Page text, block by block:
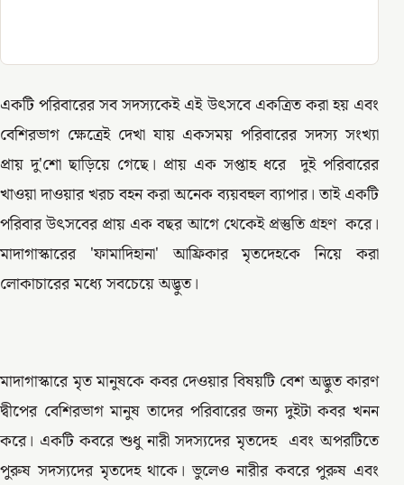
একটি পরিবারের সব সদস্যকেই এই উৎসবে একত্রিত করা হয় এবং
বেশিরভাগ ক্ষেত্রেই দেখা যায় একসময় পরিবারের সদস্য সংখ্যা
প্রায় দু'শো ছাড়িয়ে গেছে। প্রায় এক সপ্তাহ ধরে দুই পরিবারের
খাওয়া দাওয়ার খরচ বহন করা অনেক ব্যয়বহুল ব্যাপার। তাই একটি
পরিবার উৎসবের প্রায় এক বছর আগে থেকেই প্রস্তুতি গ্রহণ করে।
মাদাগাস্কারের 'ফামাদিহানা' আফ্রিকার মৃতদেহকে নিয়ে করা
লোকাচারের মধ্যে সবচেয়ে অদ্ভুত।
মাদাগাস্কারে মৃত মানুষকে কবর দেওয়ার বিষয়টি বেশ অদ্ভুত কারণ
দ্বীপের বেশিরভাগ মানুষ তাদের পরিবারের জন্য দুইটা কবর খনন
করে। একটি কবরে শুধু নারী সদস্যদের মৃতদেহ এবং অপরটিতে
পুরুষ সদস্যদের মৃতদেহ থাকে। ভুলেও নারীর কবরে পুরুষ এবং